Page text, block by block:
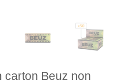
carton Beuz non